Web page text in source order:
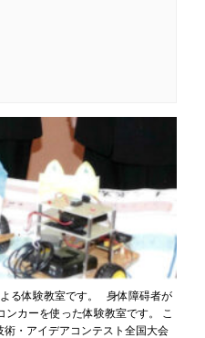
る体験教室です。 身体障碍者が
ンカーを使った体験教室です。 こ
・アイデアコンテスト全国大会